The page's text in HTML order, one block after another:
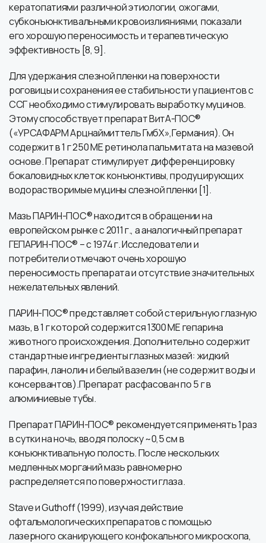
кератопатиями различной этиологии, ожогами,
субконъюнктивальными кровоизлияниями, показали
его хорошую переносимость и терапевтическую
эффективность [8, 9].
Для удержания слезной пленки на поверхности
роговицы и сохранения ее стабильности у пациентов с
ССГ необходимо стимулировать выработку муцинов.
Этому способствует препарат ВитА-ПОС®
(«УРСАФАРМ Арцнаймиттель ГмбХ»,Германия). Он
содержит в 1 г 250 МЕ ретинола пальмитата на мазевой
основе. Препарат стимулирует дифференцировку
бокаловидных клеток конъюнктивы, продуцирующих
водорастворимые муцины слезной пленки [1].
Мазь ПАРИН-ПОС® находится в обращении на
европейском рынке с 2011 г., а аналогичный препарат
ГЕПАРИН-ПОС® – с 1974 г. Исследователи и
потребители отмечают очень хорошую
переносимость препарата и отсутствие значительных
нежелательных явлений.
ПАРИН-ПОС® представляет собой стерильную глазную
мазь, в 1 г которой содержится 1300 МЕ гепарина
животного происхождения. Дополнительно содержит
стандартные ингредиенты глазных мазей: жидкий
парафин, ланолин и белый вазелин (не содержит воды и
консервантов).Препарат расфасован по 5 г в
алюминиевые тубы.
Препарат ПАРИН-ПОС® рекомендуется применять 1раз
в сутки на ночь, вводя полоску ~0,5 см в
конъюнктивальную полость. После нескольких
медленных морганий мазь равномерно
распределяется по поверхности глаза.
Stave и Guthoff (1999), изучая действие
офтальмологических препаратов с помощью
лазерного сканирующего конфокального микроскопа,